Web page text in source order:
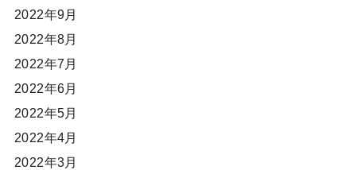
2022年9月
2022年8月
2022年7月
2022年6月
2022年5月
2022年4月
2022年3月